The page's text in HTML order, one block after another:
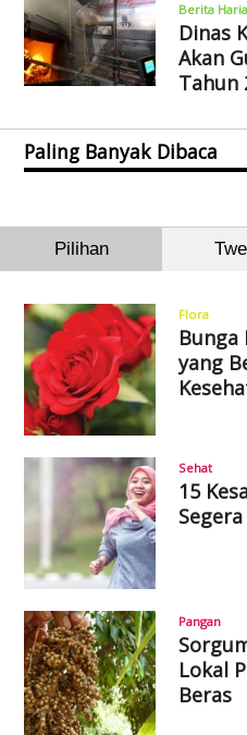
Berita
Dinas
Akan
Tahun
Paling Banyak Dibaca
Pilihan
Flora
Bunga
yang
Sehat
15
Pangan
Lokal
Beras